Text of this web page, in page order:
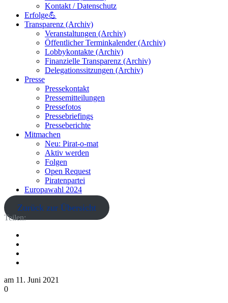
Kontakt / Datenschutz
Erfolge💪
Transparenz (Archiv)
Veranstaltungen (Archiv)
Öffentlicher Terminkalender (Archiv)
Lobbykontakte (Archiv)
Finanzielle Transparenz (Archiv)
Delegationssitzungen (Archiv)
Presse
Pressekontakt
Pressemitteilungen
Pressefotos
Pressebriefings
Presseberichte
Mitmachen
Neu: Pirat-o-mat
Aktiv werden
Folgen
Open Request
Piratenpartei
Europawahl 2024
Zurück zur Übersicht
Teilen:
am 11. Juni 2021
0